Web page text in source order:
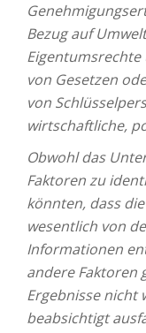
Bezug auf
von Gesetzen
von
wirtschaftliche,
Obwohl das
Faktoren zu
könnten, dass
wesentlich von
Informationen
andere Faktoren
Ergebnisse nicht
beabsichtigt